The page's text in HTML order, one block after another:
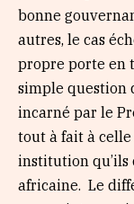
bonne
autres, le cas
propre porte en
simple question
incarné par le
tout à fait à celle
institution
africaine. Le